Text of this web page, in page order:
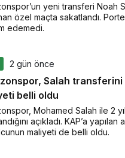
yeni transferi Noah
özel maçta sakatlandı.
edemedi.
2 gün önce
Salah transferini
belli oldu
Mohamed Salah ile 2
açıkladı. KAP’a yapılan
maliyeti de belli oldu.